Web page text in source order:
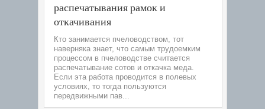
распечатывания рамок и
откачивания
Кто занимается пчеловодством, тот
наверняка знает, что самым трудоемким
процессом в пчеловодстве считается
распечатывание сотов и откачка меда.
Если эта работа проводится в полевых
условиях, то тогда пользуются
передвижными пав...